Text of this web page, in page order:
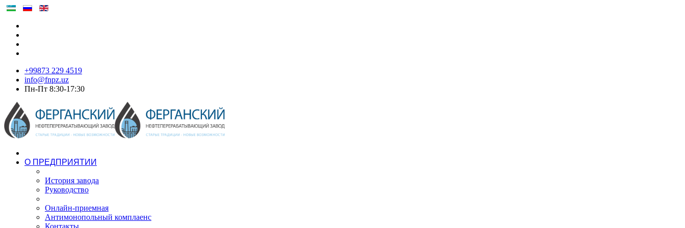
+99873 229 4519
info@fnpz.uz
Пн-Пт 8:30-17:30
О ПРЕДПРИЯТИИ
История завода
Руководство
Онлайн-приемная
Антимонопольный комплаенс
Контакты